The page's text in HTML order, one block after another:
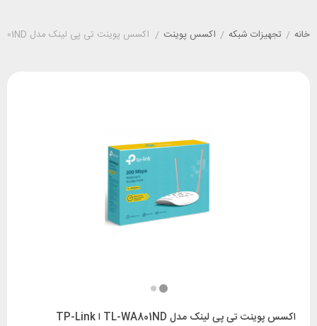
خانه / تجهیزات شبکه / اکسس پوینت / اکسس پوینت تی پی لینک مدل TL-WA801ND ا TP-Link 300Mbps Wireless N Access Point TL-WA801NDD
اکسس پوینت تی پی لینک مدل TL-WA801ND ا TP-Link